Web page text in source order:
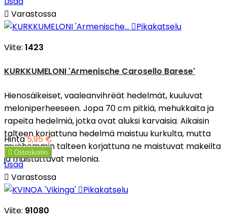
 Varastossa
Pikakatselu
Viite: 1423
KURKKUMELONI 'Armenische Carosello Barese'
Hienosäikeiset, vaaleanvihrëät hedelmät, kuuluvat
meloniperheeseen. Jopa 70 cm pitkiä, mehukkaita ja
rapeita hedelmiä, jotka ovat aluksi karvaisia. Aikaisin
talteen korjattuna hedelmä maistuu kurkulta, mutta
myöhemmin talteen korjattuna ne maistuvat makeilta
ja muistuttavat melonia.
Hinta5,95 €
 Ostoskoriin
Lisää
 Varastossa
Pikakatselu
Viite: 91080